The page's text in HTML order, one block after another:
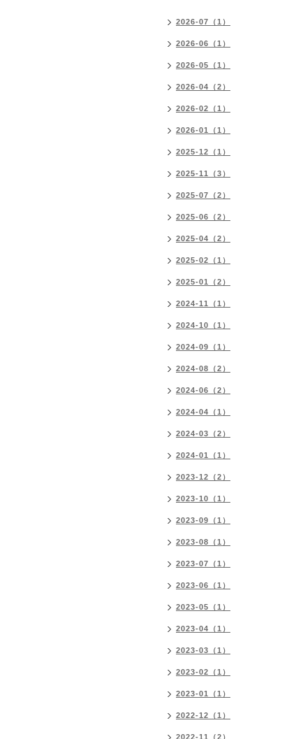
2026-07（1）
2026-06（1）
2026-05（1）
2026-04（2）
2026-02（1）
2026-01（1）
2025-12（1）
2025-11（3）
2025-07（2）
2025-06（2）
2025-04（2）
2025-02（1）
2025-01（2）
2024-11（1）
2024-10（1）
2024-09（1）
2024-08（2）
2024-06（2）
2024-04（1）
2024-03（2）
2024-01（1）
2023-12（2）
2023-10（1）
2023-09（1）
2023-08（1）
2023-07（1）
2023-06（1）
2023-05（1）
2023-04（1）
2023-03（1）
2023-02（1）
2023-01（1）
2022-12（1）
2022-11（2）